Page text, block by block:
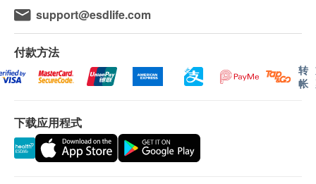
客户若进行听力测试后后叁个月内不提取报告，所
有报告一律作销毁处理及不会存底，客户如需额外
索取报告复印本(测试后后叁个月内)，将收取$150
行政费。注意：复印本报告未必完整。
客人需自行承担邮寄报告之风险。
上人士。
如因与本中心无关的因素(如客户智力、反应能力
等)，而无法顺利完成测试，本中心概不负责及退
support@esdlife.com
付款方法
转
帐
下载应用程式